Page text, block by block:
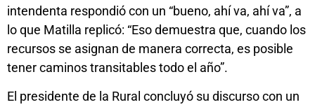
intendenta respondió con un “bueno, ahí va, ahí va”, a
lo que Matilla replicó: “Eso demuestra que, cuando los
recursos se asignan de manera correcta, es posible
tener caminos transitables todo el año”.
El presidente de la Rural concluyó su discurso con un